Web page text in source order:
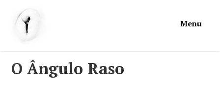
Ir
para
navegação
Saltar
para
conteúdo
Menu
Início
O Ângulo Raso